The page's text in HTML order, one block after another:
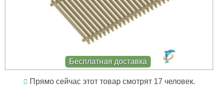
Бесплатная доставка
Прямо сейчас этот товар смотрят 17 человек.